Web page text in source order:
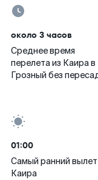
около 3 часов
Среднее время
перелета из Каира в
Грозный без
01:00
Самый ранний вылет
Каира